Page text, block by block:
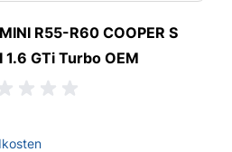
R55-R60 COOPER S
1.6 GTi Turbo OEM